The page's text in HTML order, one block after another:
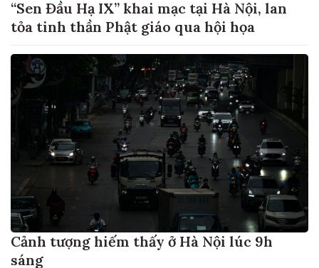
“Sen Đầu Hạ IX” khai mạc tại Hà Nội, lan
tỏa tinh thần Phật giáo qua hội họa
Cảnh tượng hiếm thấy ở Hà Nội lúc 9h
sáng